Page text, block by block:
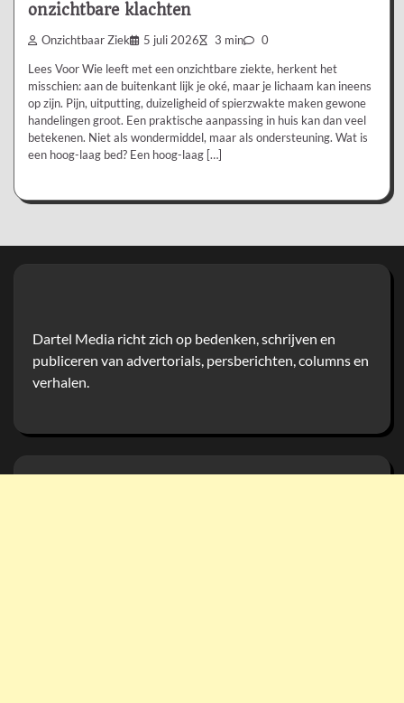
onzichtbare klachten
Onzichtbaar Ziek 5 juli 2026 3 min 0
Lees Voor Wie leeft met een onzichtbare ziekte, herkent het
misschien: aan de buitenkant lijk je oké, maar je lichaam kan ineens
op zijn. Pijn, uitputting, duizeligheid of spierzwakte maken gewone
handelingen groot. Een praktische aanpassing in huis kan dan veel
betekenen. Niet als wondermiddel, maar als ondersteuning. Wat is
een hoog-laag bed? Een hoog-laag […]
Dartel Media richt zich op bedenken, schrijven en
publiceren van advertorials, persberichten, columns en
verhalen.